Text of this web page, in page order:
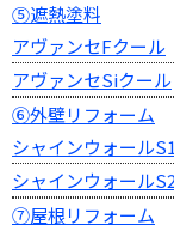
⑤遮熱塗料
アヴァンセFクール
アヴァンセSiクール
⑥外壁リフォーム
シャインウォール
シャインウォール
⑦屋根リフォーム